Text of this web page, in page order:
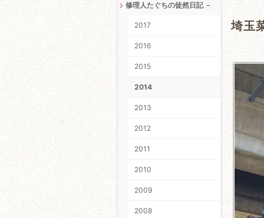
埼玉
修理人たぐちの徒然日記
2017
2016
2015
2014
2013
2012
2011
2010
2009
2008